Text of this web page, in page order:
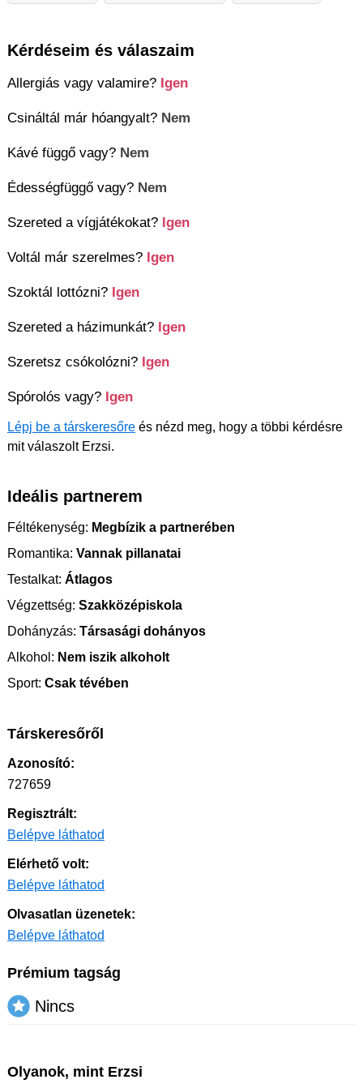
Kérdéseim és válaszaim
Allergiás vagy valamire? Igen
Csináltál már hóangyalt? Nem
Kávé függő vagy? Nem
Édességfüggő vagy? Nem
Szereted a vígjátékokat? Igen
Voltál már szerelmes? Igen
Szoktál lottózni? Igen
Szereted a házimunkát? Igen
Szeretsz csókolózni? Igen
Spórolós vagy? Igen
Lépj be a társkeresőre és nézd meg, hogy a többi kérdésre
mit válaszolt Erzsi.
Ideális partnerem
Féltékenység: Megbízik a partnerében
Romantika: Vannak pillanatai
Testalkat: Átlagos
Végzettség: Szakközépiskola
Dohányzás: Társasági dohányos
Alkohol: Nem iszik alkoholt
Sport: Csak tévében
Társkeresőről
Azonosító:
727659
Regisztrált:
Belépve láthatod
Elérhető volt:
Belépve láthatod
Olvasatlan üzenetek:
Belépve láthatod
Prémium tagság
Nincs
Olyanok, mint Erzsi